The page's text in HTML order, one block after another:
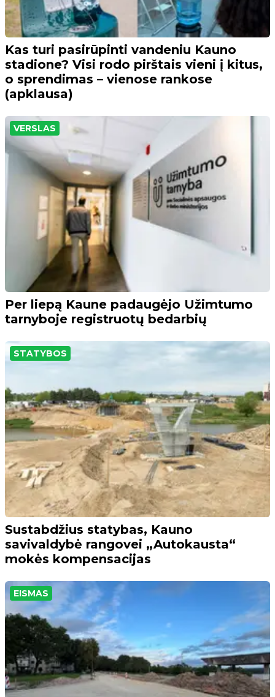
Kas turi pasirūpinti vandeniu Kauno
stadione? Visi rodo pirštais vieni į kitus,
o sprendimas – vienose rankose
(apklausa)
VERSLAS
Per liepą Kaune padaugėjo Užimtumo
tarnyboje registruotų bedarbių
STATYBOS
Sustabdžius statybas, Kauno
savivaldybė rangovei „Autokausta“
mokės kompensacijas
EISMAS